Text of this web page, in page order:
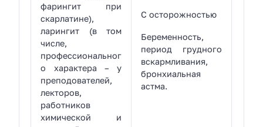
фарингит при
скарлатине),
ларингит (в том
числе,
профессиональног
о характера – у
преподователей,
лекторов,
работников
химической и
С осторожностью
Беременность,
период грудного
вскармливания,
бронхиальная
астма.